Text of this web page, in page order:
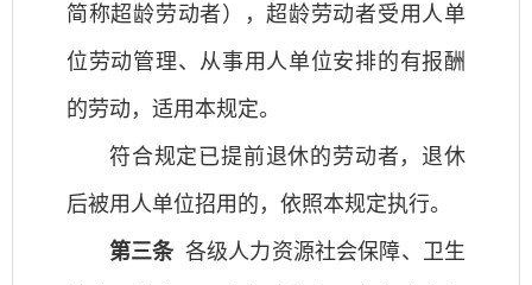
简称超龄劳动者），超龄劳动者受用人单
位劳动管理、从事用人单位安排的有报酬
的劳动，适用本规定。
符合规定已提前退休的劳动者，退休
后被用人单位招用的，依照本规定执行。
第三条 各级人力资源社会保障、卫生